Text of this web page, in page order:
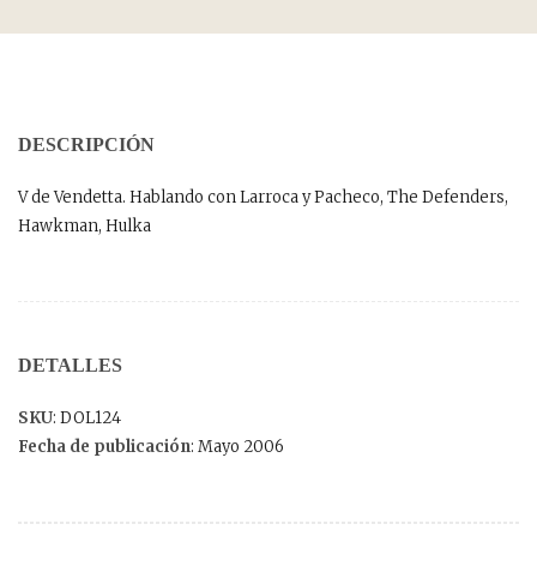
DESCRIPCIÓN
V de Vendetta. Hablando con Larroca y Pacheco, The Defenders,
Hawkman, Hulka
DETALLES
SKU: DOL124
Fecha de publicación: Mayo 2006